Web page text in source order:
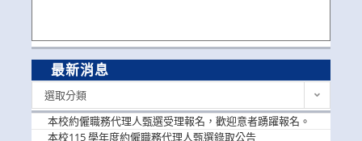
最新消息
選取分類
本校約僱職務代理人甄選受理報名，歡迎意者踴躍報名。
本校115 學年度約僱職務代理人甄選錄取公告